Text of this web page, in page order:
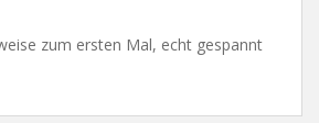
zum ersten Mal, echt gespannt